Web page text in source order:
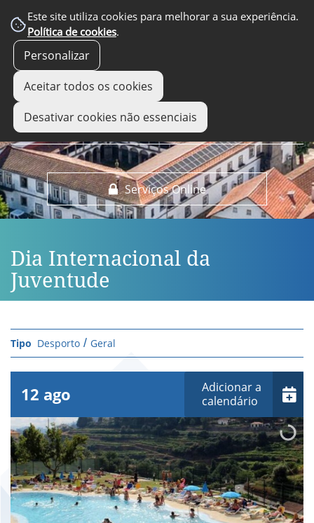
Este site utiliza cookies para melhorar a sua experiência.
Política de cookies.
Personalizar
Aceitar todos os cookies
Desativar cookies não essenciais
Serviços Online
EM DESTAQUE
Dia Internacional da
Juventude
Desporto Geral
12 ago
Adicionar a
calendário